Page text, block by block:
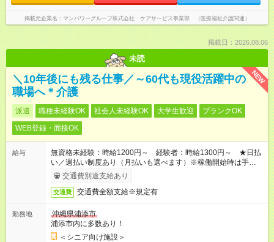
掲載元企業名 マンパワーグループ株式会社 ケアサービス事業部 （医療福祉介護関連）
掲載日：2026.08.06
未読
NEW
＼10年後にも残る仕事／～60代も現役活躍中の
職場へ＊介護
派遣 職種未経験OK 社会人未経験OK 大学生歓迎
ブランクOK
WEB登録・面接OK
給与
無資格未経験：時給1200円～ 経験者：時給1300円～ ★日払
い／週払い制度あり（月払いも選べます）※稼働開始時は手続き
完了次第のお支払いとなります。
交通費別途支給あり
交通費 交通費全額支給※規定有
勤務地
沖縄県浦添市
浦添市内に多数あり！
＜シニア向け施設＞